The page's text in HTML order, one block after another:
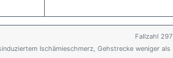
Fallzahl 297
Ischämieschmerz, Gehstrecke weniger als